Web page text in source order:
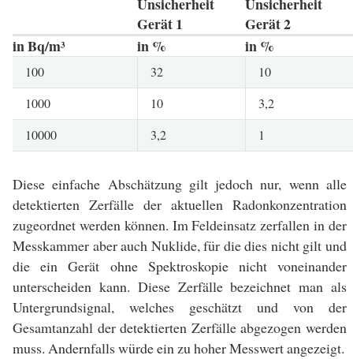
Unsicherheit
Gerät 1
Unsicherheit
Gerät 2
in Bq/m³
in % in %
100 32
10
1000
10
3,2
10000
3,2 1
Diese einfache Abschätzung gilt jedoch nur, wenn alle
detektierten Zerfälle der aktuellen Radonkonzentration
zugeordnet werden können. Im Feldeinsatz zerfallen in der
Messkammer aber auch Nuklide, für die dies nicht gilt und
die ein Gerät ohne Spektroskopie nicht voneinander
unterscheiden kann. Diese Zerfälle bezeichnet man als
Untergrundsignal, welches geschätzt und von der
Gesamtanzahl der detektierten Zerfälle abgezogen werden
muss. Andernfalls würde ein zu hoher Messwert angezeigt.